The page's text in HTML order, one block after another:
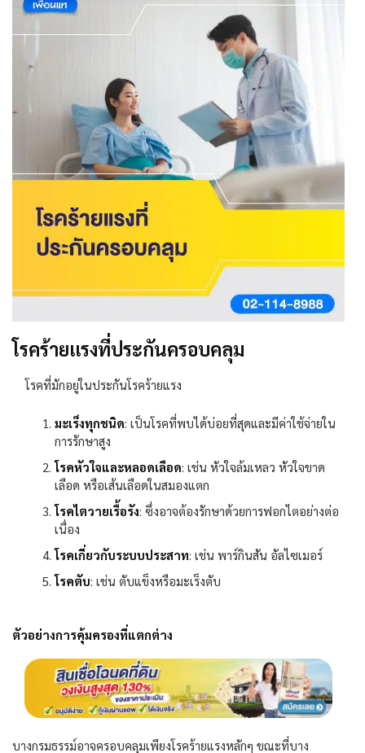
โรคร้ายแรงที่ประกันครอบคลุม
โรคที่มักอยู่ในประกันโรคร้ายแรง
มะเร็งทุกชนิด: เป็นโรคที่พบได้บ่อยที่สุดและมีค่าใช้จ่ายใน
การรักษาสูง
โรคหัวใจและหลอดเลือด: เช่น หัวใจล้มเหลว หัวใจขาด
เลือด หรือเส้นเลือดในสมองแตก
โรคไตวายเรื้อรัง: ซึ่งอาจต้องรักษาด้วยการฟอกไตอย่างต่อ
เนื่อง
โรคเกี่ยวกับระบบประสาท: เช่น พาร์กินสัน อัลไซเมอร์
โรคตับ: เช่น ตับแข็งหรือมะเร็งตับ
ตัวอย่างการคุ้มครองที่แตกต่าง
บางกรมธรรม์อาจครอบคลุมเพียงโรคร้ายแรงหลักๆ ขณะที่บาง